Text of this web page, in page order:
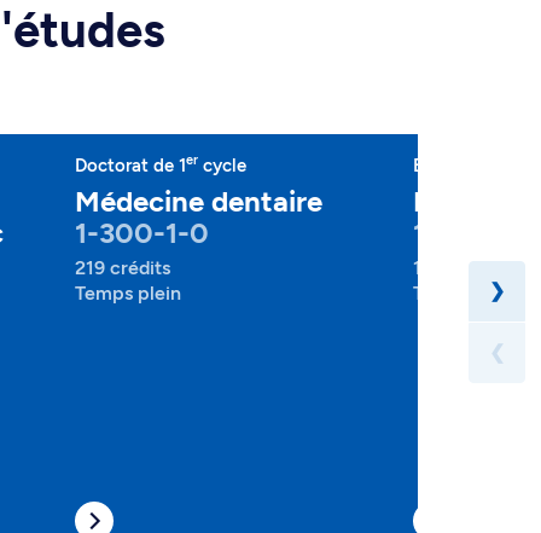
Doctorat de 1er cycle
Médecine dentaire
1-300-1-0
219 crédits
Temps plein
Baccalauréat
Nutrition
1-320-1-
120 crédits
Temps plein
❯
❮